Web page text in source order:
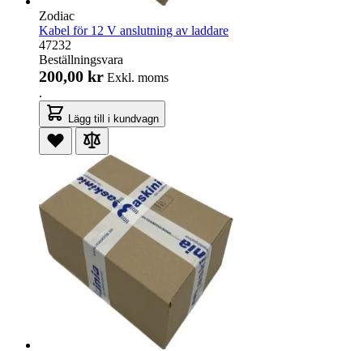
Zodiac
Kabel för 12 V anslutning av laddare
47232
Beställningsvara
200,00 kr Exkl. moms
.
Lägg till i kundvagn